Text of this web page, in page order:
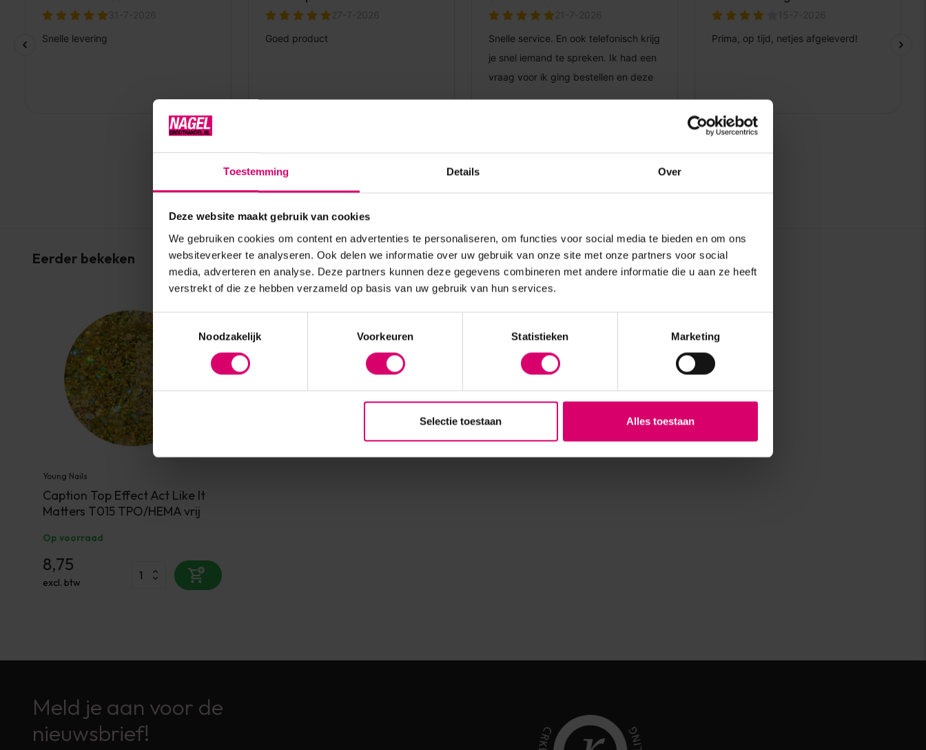
Toestemming Details Over
Deze website maakt gebruik van cookies
We gebruiken cookies om content en advertenties te personaliseren, om functies voor social media te bieden en om ons
websiteverkeer te analyseren. Ook delen we informatie over uw gebruik van onze site met onze partners voor social
media, adverteren en analyse. Deze partners kunnen deze gegevens combineren met andere informatie die u aan ze heeft
verstrekt of die ze hebben verzameld op basis van uw gebruik van hun services.
Noodzakelijk
Voorkeuren Statistieken Marketing
Selectie toestaan Alles toestaan
Eerder bekeken
Young Nails
Caption Top Effect Act Like It
Matters T015 TPO/HEMA vrij
Op voorraad
8,75
excl. btw
Meld je aan voor de
nieuwsbrief!